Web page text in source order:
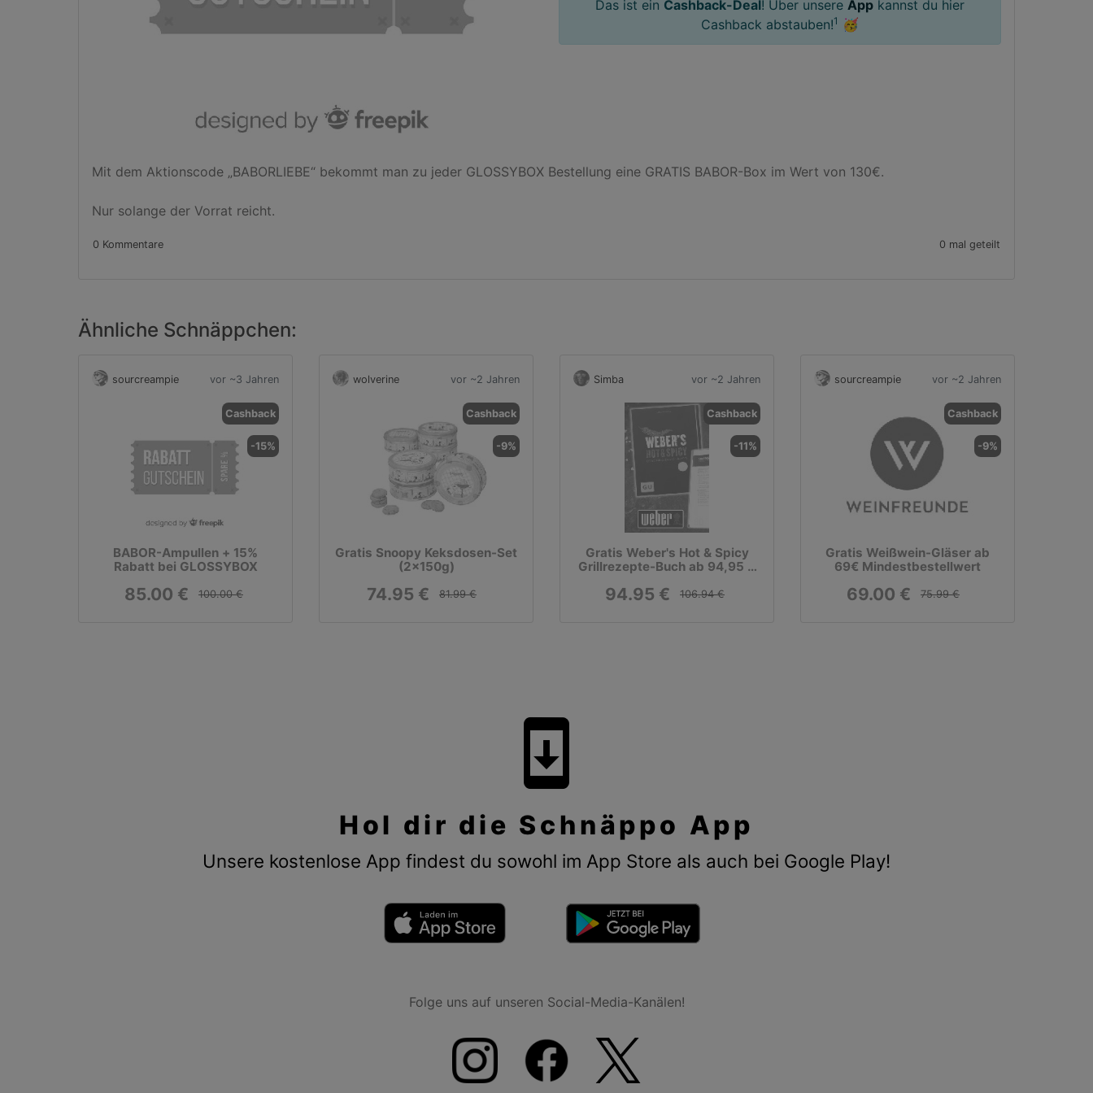
Das ist ein Cashback-Deal! Über unsere App kannst du hier
Cashback abstauben!1 🥳
Mit dem Aktionscode „BABORLIEBE“ bekommt man zu jeder GLOSSYBOX Bestellung eine GRATIS BABOR-Box im Wert von 130€.
Nur solange der Vorrat reicht.
0 Kommentare 0 mal geteilt
Ähnliche Schnäppchen:
sourcreampie vor ~3 Jahren
Cashback
-15%
BABOR-Ampullen + 15%
Rabatt bei GLOSSYBOX
85.00 € 100.00 €
wolverine vor ~2 Jahren
Cashback
-9%
Gratis Snoopy Keksdosen-Set
(2x150g)
74.95 € 81.99 €
Simba vor ~2 Jahren
Cashback
-11%
Gratis Weber's Hot & Spicy
Grillrezepte-Buch ab 94,95 €
94.95 € 106.94 €
sourcreampie vor ~2 Jahren
Cashback
-9%
Gratis Weißwein-Gläser ab
69€ Mindestbestellwert
69.00 € 75.99 €
system_update
Hol dir die Schnäppo App
Unsere kostenlose App findest du sowohl im App Store als auch bei Google Play!
Folge uns auf unseren Social-Media-Kanälen!